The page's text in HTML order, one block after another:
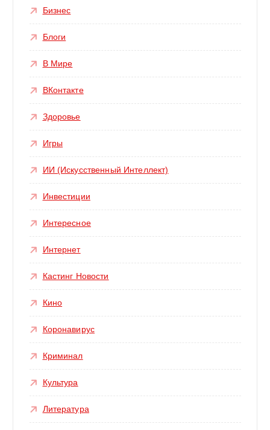
Бизнес
Блоги
В Мире
ВКонтакте
Здоровье
Игры
ИИ (Искусственный Интеллект)
Инвестиции
Интересное
Интернет
Кастинг Новости
Кино
Коронавирус
Криминал
Культура
Литература